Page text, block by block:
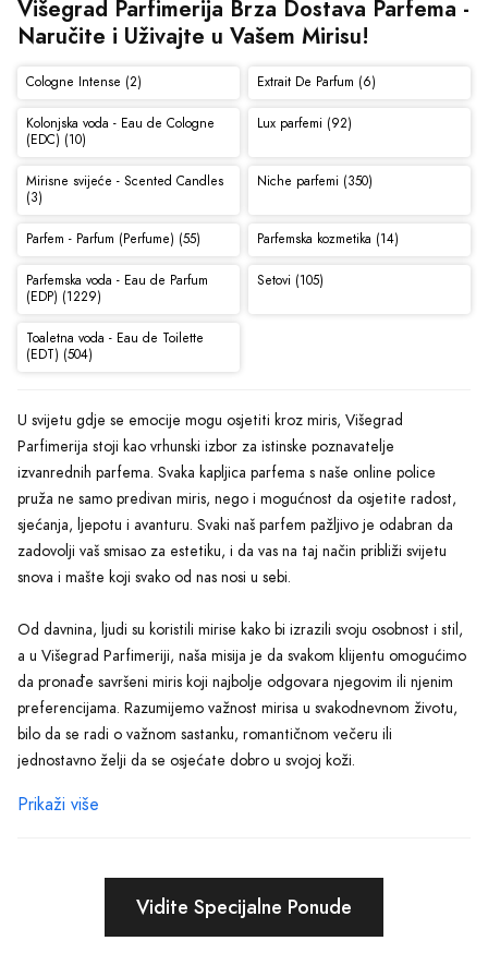
Višegrad Parfimerija Brza Dostava Parfema -
Naručite i Uživajte u Vašem Mirisu!
Cologne Intense (2) Extrait De Parfum (6)
Kolonjska voda - Eau de Cologne
(EDC) (10)
Lux parfemi (92)
Mirisne svijeće - Scented Candles
(3)
Niche parfemi (350)
Parfem - Parfum (Perfume) (55) Parfemska kozmetika (14)
Parfemska voda - Eau de Parfum
(EDP) (1229)
Setovi (105)
Toaletna voda - Eau de Toilette
(EDT) (504)
U svijetu gdje se emocije mogu osjetiti kroz miris, Višegrad
Parfimerija stoji kao vrhunski izbor za istinske poznavatelje
izvanrednih parfema. Svaka kapljica parfema s naše online police
pruža ne samo predivan miris, nego i mogućnost da osjetite radost,
sjećanja, ljepotu i avanturu. Svaki naš parfem pažljivo je odabran da
zadovolji vaš smisao za estetiku, i da vas na taj način približi svijetu
snova i mašte koji svako od nas nosi u sebi.
Od davnina, ljudi su koristili mirise kako bi izrazili svoju osobnost i stil,
a u Višegrad Parfimeriji, naša misija je da svakom klijentu omogućimo
da pronađe savršeni miris koji najbolje odgovara njegovim ili njenim
preferencijama. Razumijemo važnost mirisa u svakodnevnom životu,
bilo da se radi o važnom sastanku, romantičnom večeru ili
jednostavno želji da se osjećate dobro u svojoj koži.
Zašto biste baš nas izabrali? Naša paleta proizvoda uključuje širok
da je miris nevidljivi potpis vaše ličnosti, naša online parfimerija nudi
jednostavan i intuitivan proces traženja svega što vam je potrebno za
Prikaži više
Vidite Specijalne Ponude